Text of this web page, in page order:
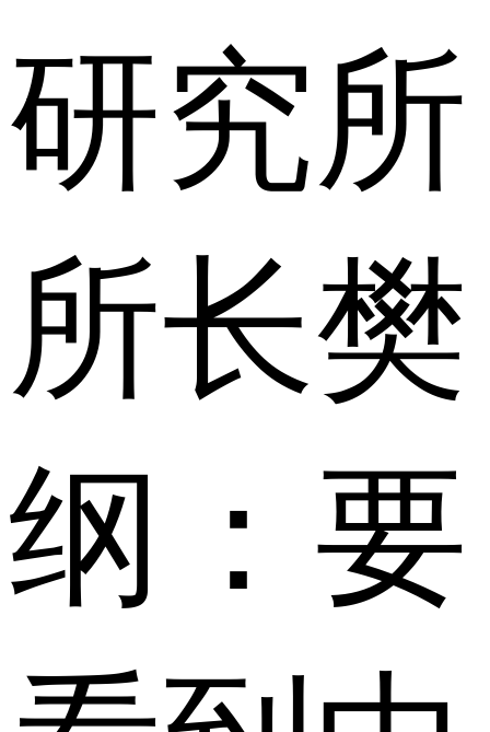
研究所
所长樊
纲：要